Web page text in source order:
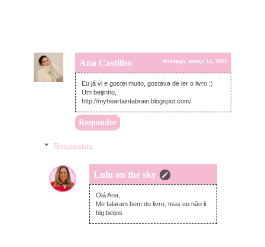
Ana Castilho domingo, março 14, 2021
Eu já vi e gostei muito, gostava de ler o livro :)
Um beijinho,
http://myheartaintabrain.blogspot.com/
Responder
Respostas
Lulu on the sky
terça-feira, março 16, 2021
Olá Ana,
Me falaram bem do livro, mas eu não li.
big beijos